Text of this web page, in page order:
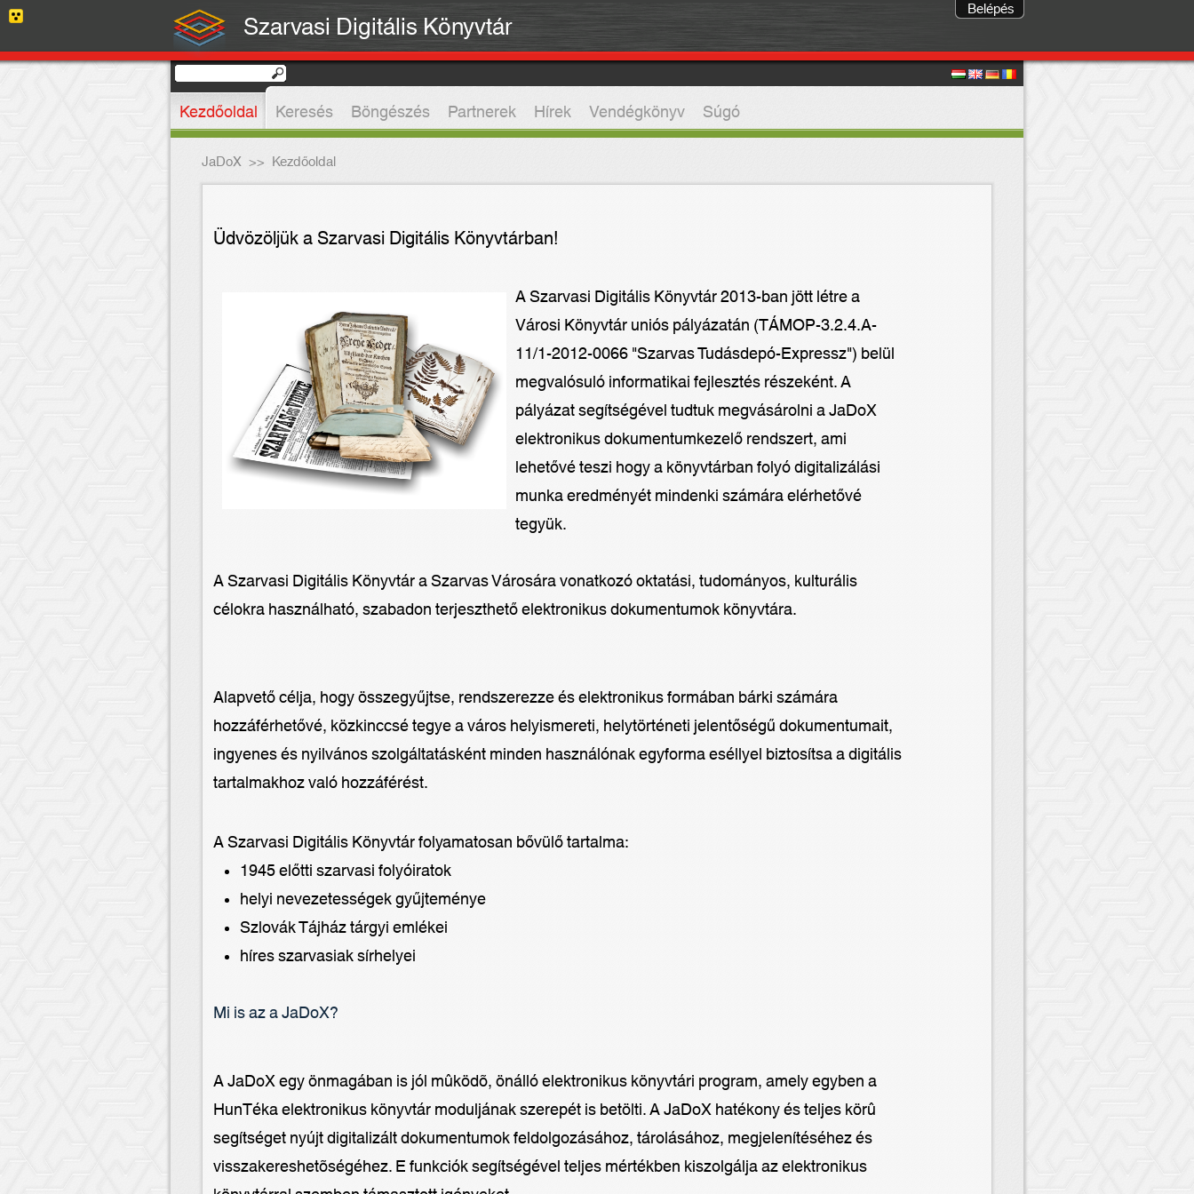
Szarvasi Digitális Könyvtár
Kezdőoldal Keresés Böngészés Partnerek Hírek Vendégkönyv Súgó
JaDoX >> Kezdőoldal
Belépés
Üdvözöljük a Szarvasi Digitális Könyvtárban!
A Szarvasi Digitális Könyvtár 2013-ban jött létre a
Városi Könyvtár uniós pályázatán (TÁMOP-3.2.4.A-
11/1-2012-0066 "Szarvas Tudásdepó-Expressz") belül
megvalósuló informatikai fejlesztés részeként. A
pályázat segítségével tudtuk megvásárolni a JaDoX
elektronikus dokumentumkezelő rendszert, ami
lehetővé teszi hogy a könyvtárban folyó digitalizálási
munka eredményét mindenki számára elérhetővé
tegyük.
A Szarvasi Digitális Könyvtár a Szarvas Városára vonatkozó oktatási, tudományos, kulturális
célokra használható, szabadon terjeszthető elektronikus dokumentumok könyvtára.
Alapvető célja, hogy összegyűjtse, rendszerezze és elektronikus formában bárki számára
hozzáférhetővé, közkinccsé tegye a város helyismereti, helytörténeti jelentőségű dokumentumait,
ingyenes és nyilvános szolgáltatásként minden használónak egyforma eséllyel biztosítsa a digitális
tartalmakhoz való hozzáférést.
A Szarvasi Digitális Könyvtár folyamatosan bővülő tartalma:
1945 előtti szarvasi folyóiratok
helyi nevezetességek gyűjteménye
Szlovák Tájház tárgyi emlékei
híres szarvasiak sírhelyei
Mi is az a JaDoX?
A JaDoX egy önmagában is jól mûködõ, önálló elektronikus könyvtári program, amely egyben a
HunTéka elektronikus könyvtár moduljának szerepét is betölti. A JaDoX hatékony és teljes körû
segítséget nyújt digitalizált dokumentumok feldolgozásához, tárolásához, megjelenítéséhez és
visszakereshetõségéhez. E funkciók segítségével teljes mértékben kiszolgálja az elektronikus